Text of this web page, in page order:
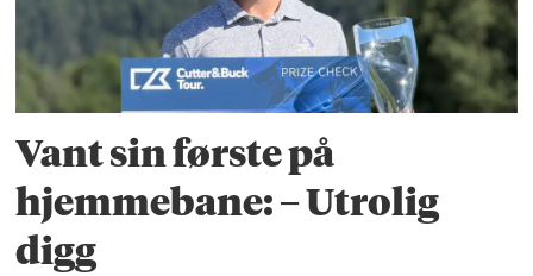
Vant sin første på
hjemmebane: – Utrolig
digg